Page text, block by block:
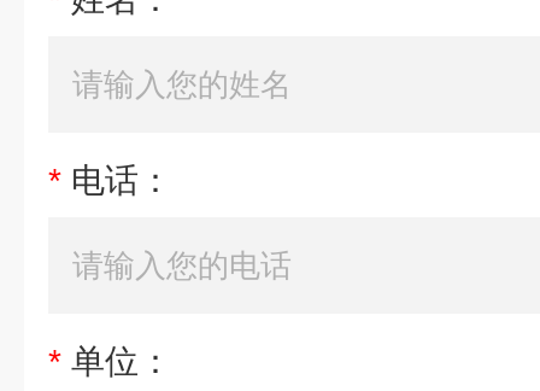
* 电话：
* 单位：